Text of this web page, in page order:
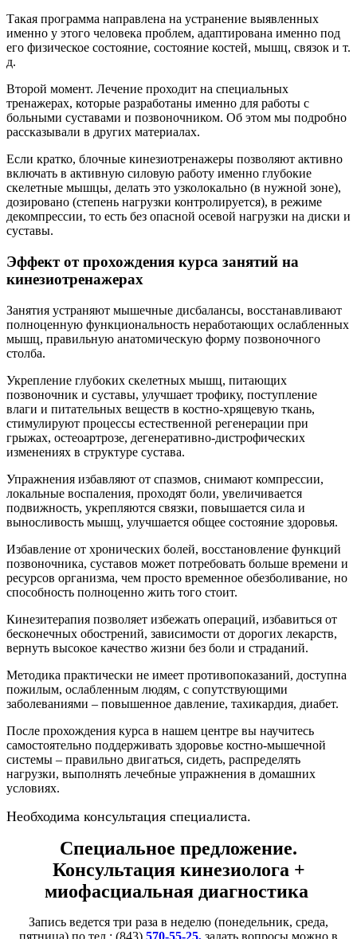
Такая программа направлена на устранение выявленных
именно у этого человека проблем, адаптирована именно под
его физическое состояние, состояние костей, мышц, связок и т.
д.
Второй момент. Лечение проходит на специальных
тренажерах, которые разработаны именно для работы с
больными суставами и позвоночником. Об этом мы подробно
рассказывали в других материалах.
Если кратко, блочные кинезиотренажеры позволяют активно
включать в активную силовую работу именно глубокие
скелетные мышцы, делать это узколокально (в нужной зоне),
дозировано (степень нагрузки контролируется), в режиме
декомпрессии, то есть без опасной осевой нагрузки на диски и
суставы.
Эффект от прохождения курса занятий на
кинезиотренажерах
Занятия устраняют мышечные дисбалансы, восстанавливают
полноценную функциональность неработающих ослабленных
мышц, правильную анатомическую форму позвоночного
столба.
Укрепление глубоких скелетных мышц, питающих
позвоночник и суставы, улучшает трофику, поступление
влаги и питательных веществ в костно-хрящевую ткань,
стимулируют процессы естественной регенерации при
грыжах, остеоартрозе, дегенеративно-дистрофических
изменениях в структуре сустава.
Упражнения избавляют от спазмов, снимают компрессии,
локальные воспаления, проходят боли, увеличивается
подвижность, укрепляются связки, повышается сила и
выносливость мышц, улучшается общее состояние здоровья.
Избавление от хронических болей, восстановление функций
позвоночника, суставов может потребовать больше времени и
ресурсов организма, чем просто временное обезболивание, но
способность полноценно жить того стоит.
Кинезитерапия позволяет избежать операций, избавиться от
бесконечных обострений, зависимости от дорогих лекарств,
вернуть высокое качество жизни без боли и страданий.
Методика практически не имеет противопоказаний, доступна
пожилым, ослабленным людям, с сопутствующими
заболеваниями – повышенное давление, тахикардия, диабет.
После прохождения курса в нашем центре вы научитесь
самостоятельно поддерживать здоровье костно-мышечной
системы – правильно двигаться, сидеть, распределять
нагрузки, выполнять лечебные упражнения в домашних
условиях.
Необходима консультация специалиста.
Специальное предложение.
Консультация кинезиолога +
миофасциальная диагностика
Запись ведется три раза в неделю (понедельник, среда,
пятница) по тел.: (843) 570-55-25, задать вопросы можно в